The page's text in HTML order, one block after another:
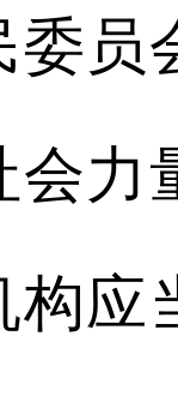
委员
会力
构应